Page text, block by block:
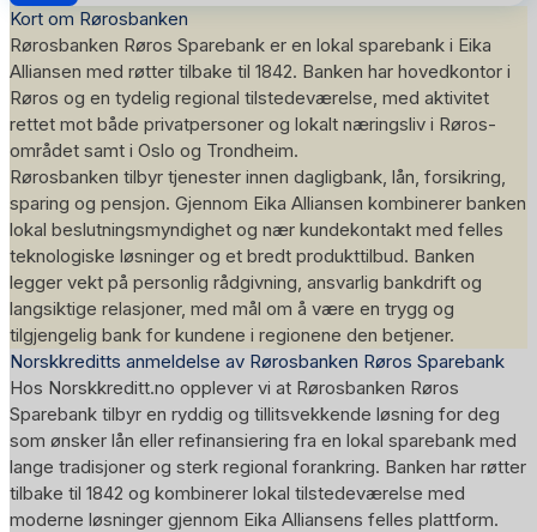
Kort om Rørosbanken
Rørosbanken Røros Sparebank er en lokal sparebank i Eika
Alliansen med røtter tilbake til 1842. Banken har hovedkontor i
Røros og en tydelig regional tilstedeværelse, med aktivitet
rettet mot både privatpersoner og lokalt næringsliv i Røros-
området samt i Oslo og Trondheim.
Rørosbanken tilbyr tjenester innen dagligbank, lån, forsikring,
sparing og pensjon. Gjennom Eika Alliansen kombinerer banken
lokal beslutningsmyndighet og nær kundekontakt med felles
teknologiske løsninger og et bredt produkttilbud. Banken
legger vekt på personlig rådgivning, ansvarlig bankdrift og
langsiktige relasjoner, med mål om å være en trygg og
tilgjengelig bank for kundene i regionene den betjener.
Norskkreditts anmeldelse av Rørosbanken Røros Sparebank
Hos Norskkreditt.no opplever vi at Rørosbanken Røros
Sparebank tilbyr en ryddig og tillitsvekkende løsning for deg
som ønsker lån eller refinansiering fra en lokal sparebank med
lange tradisjoner og sterk regional forankring. Banken har røtter
tilbake til 1842 og kombinerer lokal tilstedeværelse med
moderne løsninger gjennom Eika Alliansens felles plattform.